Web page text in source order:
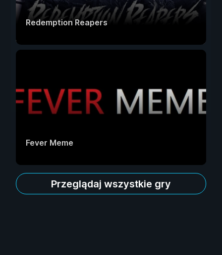
Redemption Reapers
Fever Meme
Przeglądaj wszystkie gry